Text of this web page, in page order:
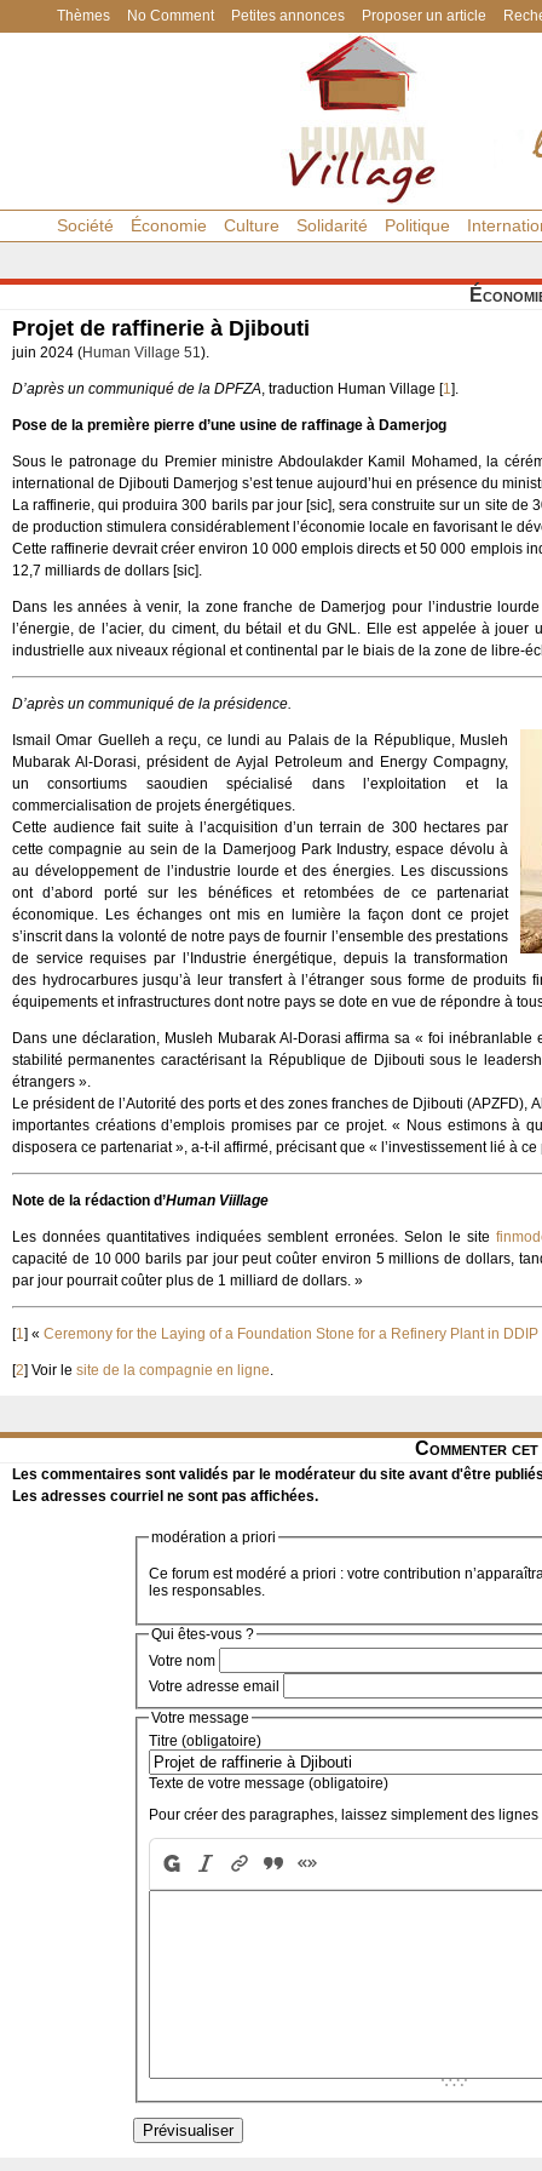
Thèmes No Comment Petites annonces Proposer un article
Société Économie Culture Solidarité Politique
Projet de raffinerie à Djibouti
juin 2024 (Human Village 51).
D’après un communiqué de la DPFZA, traduction Human Village [1].
Pose de la première pierre d’une usine de raffinage à Damerjog
Sous le patronage du Premier ministre Abdoulakder Kamil Mohamed, la
international de Djibouti Damerjog s’est tenue aujourd’hui en présence du
La raffinerie, qui produira 300 barils par jour [sic], sera construite sur un site de
de production stimulera considérablement l’économie locale en favorisant le
Cette raffinerie devrait créer environ 10 000 emplois directs et 50 000 emplois
12,7 milliards de dollars [sic].
Dans les années à venir, la zone franche de Damerjog pour l’industrie
l’énergie, de l’acier, du ciment, du bétail et du GNL. Elle est appelée à
industrielle aux niveaux régional et continental par le biais de la zone de libre-
D’après un communiqué de la présidence.
Ismail Omar Guelleh a reçu, ce lundi au Palais de la République, Musleh
Mubarak Al-Dorasi, président de Ayjal Petroleum and Energy Compagny,
un consortiums saoudien spécialisé dans l’exploitation et la
commercialisation de projets énergétiques.
Cette audience fait suite à l’acquisition d’un terrain de 300 hectares par
cette compagnie au sein de la Damerjoog Park Industry, espace dévolu à
au développement de l’industrie lourde et des énergies. Les discussions
ont d’abord porté sur les bénéfices et retombées de ce partenariat
économique. Les échanges ont mis en lumière la façon dont ce projet
s’inscrit dans la volonté de notre pays de fournir l’ensemble des prestations
de service requises par l’Industrie énergétique, depuis la transformation
des hydrocarbures jusqu’à leur transfert à l’étranger sous forme de
équipements et infrastructures dont notre pays se dote en vue de répondre à
Dans une déclaration, Musleh Mubarak Al-Dorasi affirma sa « foi
stabilité permanentes caractérisant la République de Djibouti sous le
étrangers ».
Le président de l’Autorité des ports et des zones franches de Djibouti
importantes créations d’emplois promises par ce projet. « Nous estimons à
disposera ce partenariat », a-t-il affirmé, précisant que « l’investissement lié à
Note de la rédaction d’Human Viillage
Les données quantitatives indiquées semblent erronées. Selon le site
capacité de 10 000 barils par jour peut coûter environ 5 millions de dollars,
par jour pourrait coûter plus de 1 milliard de dollars. »
[1] « Ceremony for the Laying of a Foundation Stone for a Refinery Plant in DDIP
[2] Voir le site de la compagnie en ligne.
Commenter
Les commentaires sont validés par le modérateur du site avant d'être
Les adresses courriel ne sont pas affichées.
modération a priori
Ce forum est modéré a priori : votre contribution
les responsables.
Qui êtes-vous ?
Votre nom
Votre adresse email
Votre message
Titre (obligatoire)
Texte de votre message (obligatoire)
Pour créer des paragraphes, laissez simplement des lignes